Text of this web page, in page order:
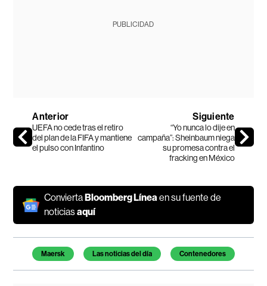
PUBLICIDAD
Anterior
UEFA no cede tras el retiro
del plan de la FIFA y mantiene
el pulso con Infantino
Siguiente
“Yo nunca lo dije en
campaña”: Sheinbaum niega
su promesa contra el
fracking en México
Convierta Bloomberg Líneaen su fuente de
noticiasaquí
Temas de este artículo
Maersk Las noticias del día Contenedores